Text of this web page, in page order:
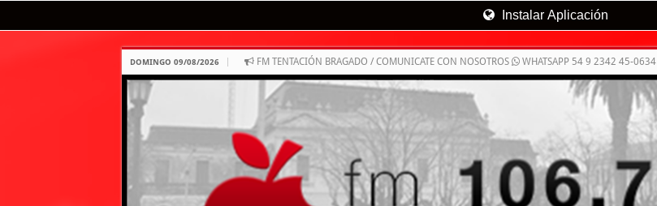
Instalar Aplicación
DOMINGO 09/08/2026 FM TENTACIÓN BRAGADO / COMUNICATE CON NOSOTROS WHATSAPP 54 9 2342 45-0634